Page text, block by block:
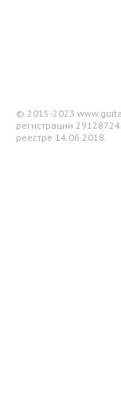
© 2015-2023
регистрации
реестре 14.06.2018.